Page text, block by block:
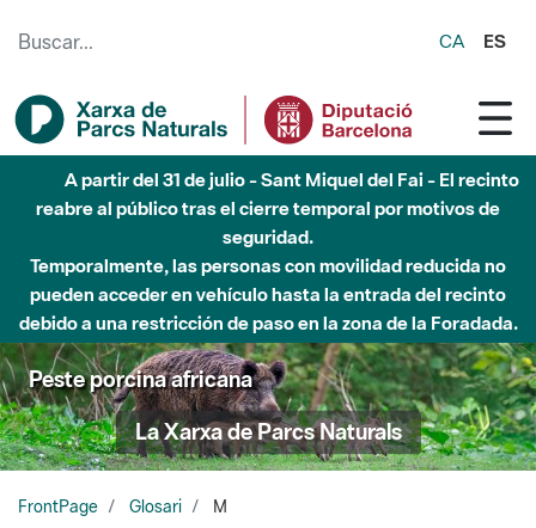
CA ES
A partir del 31 de julio - Sant Miquel del Fai - El recinto
reabre al público tras el cierre temporal por motivos de
seguridad.
Temporalmente, las personas con movilidad reducida no
pueden acceder en vehículo hasta la entrada del recinto
debido a una restricción de paso en la zona de la Foradada.
Peste porcina africana
La Xarxa de Parcs Naturals
FrontPage Glosari M